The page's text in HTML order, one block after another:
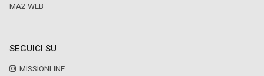
MA2 WEB
SEGUICI SU
MISSIONLINE